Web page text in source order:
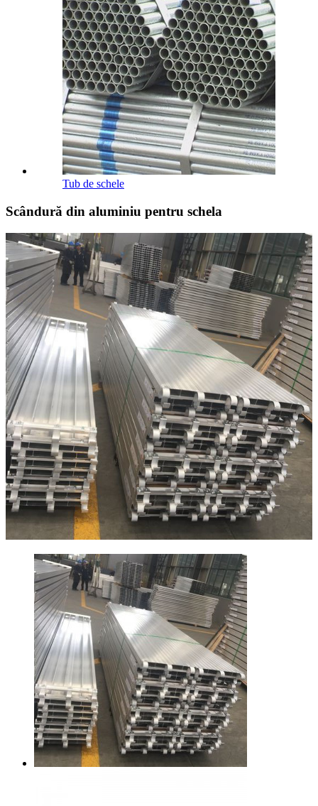
Tub de schele
Scândură din aluminiu pentru schela